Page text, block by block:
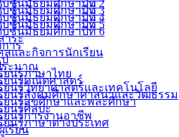
ชั้นมัธยมศึกษาปีที่ 2
ชั้นมัธยมศึกษาปีที่ 3
ชั้นมัธยมศึกษาปีที่ 4
ชั้นมัธยมศึกษาปีที่ 5
ชั้นมัธยมศึกษาปีที่ 6
าระ
าร
และกิจการนักเรียน
ระมาณ
ยนรู้ภาษาไทย
ยนรู้คณิตศาสตร์
ยนรู้วิทยาศาสตร์และเทคโนโลยี
ยนรู้สังคมศึกษาศาสนาและวัฒธรรม
ยนรู้สุขศึกษาและพละศึกษา
ยนรู้ศิลปะ
ยนรู้การงานอาชีพ
ยนรู้ภาษาต่างประเทศ
รียน